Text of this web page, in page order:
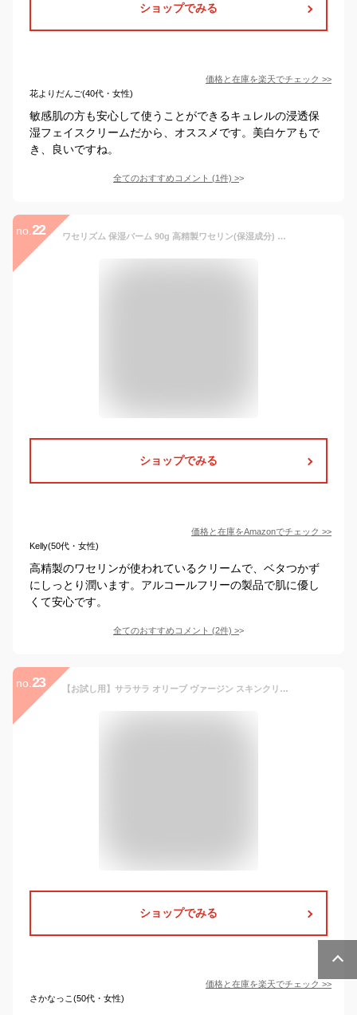
ショップでみる
価格と在庫を楽天でチェック >>
花よりだんご(40代・女性)
敏感肌の方も安心して使うことができるキュレルの浸透保
湿フェイスクリームだから、オススメです。美白ケアもで
き、良いですね。
全てのおすすめコメント (1件) >
no. 22 ワセリズム 保湿バーム 90g 高精製ワセリン(保湿成分) アルコールフリー 保湿クリーム
ショップでみる
価格と在庫をAmazonでチェック >>
Kelly(50代・女性)
高精製のワセリンが使われているクリームで、ベタつかず
にしっとり潤います。アルコールフリーの製品で肌に優し
くて安心です。
全てのおすすめコメント (2件) >
no. 23 【お試し用】サラサラ オリーブ ヴァージン スキンクリーム 保湿クリーム スキンケア しっとり 普通肌 乾燥肌 脂性肌 保湿 60g ハンドクリーム 化粧水 無香料 無着色 南山 オリーブ化粧品 母の日 メンズ プレゼント ギフト 送料無料
ショップでみる
価格と在庫を楽天でチェック >>
さかなっこ(50代・女性)